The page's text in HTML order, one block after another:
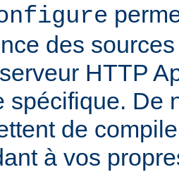
des
HTTP
spécifique. De
de
à vos